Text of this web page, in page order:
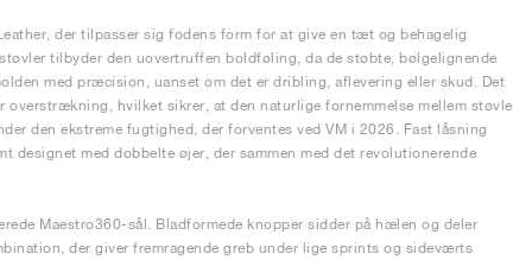
der tilpasser sig fodens form for at give en tæt og behagelig
tilbyder den uovertruffen boldføling, da de støbte, bølgelignende
med præcision, uanset om det er dribling, aflevering eller skud. Det
hvilket sikrer, at den naturlige fornemmelse mellem støvle
den ekstreme fugtighed, der forventes ved VM i 2026. Fast låsning
designet med dobbelte øjer, der sammen med det revolutionerende
Maestro360-sål. Bladformede knopper sidder på hælen og deler
der giver fremragende greb under lige sprints og sideværts